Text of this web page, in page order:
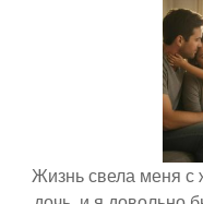
Жизнь свела меня с